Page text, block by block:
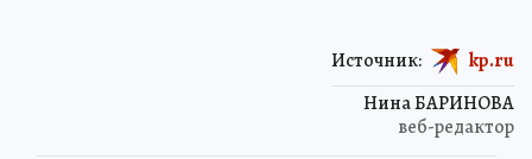
Нина БАРИНОВА
веб-редактор
Источник: kp.ru